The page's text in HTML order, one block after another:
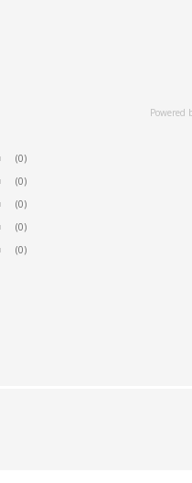
(0)
(0)
(0)
(0)
(0)